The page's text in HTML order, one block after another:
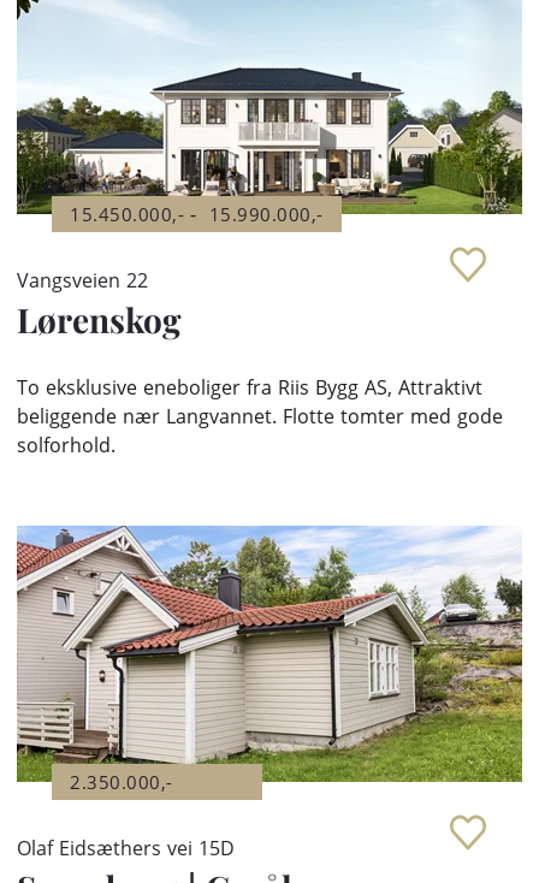
15.450.000,- - 15.990.000,-
Vangsveien 22
Lørenskog
To eksklusive eneboliger fra Riis Bygg AS, Attraktivt
beliggende nær Langvannet. Flotte tomter med gode
solforhold.
2.350.000,-
Olaf Eidsæthers vei 15D